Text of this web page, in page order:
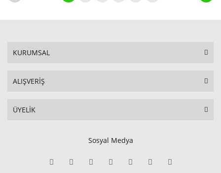
KURUMSAL
ALIŞVERİŞ
ÜYELİK
Sosyal Medya